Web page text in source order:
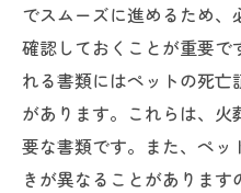
でスムーズに進めるため
確認しておくことが重要で
れる書類にはペットの死
があります。これらは、
要な書類です。また、ペ
きが異なることがありま